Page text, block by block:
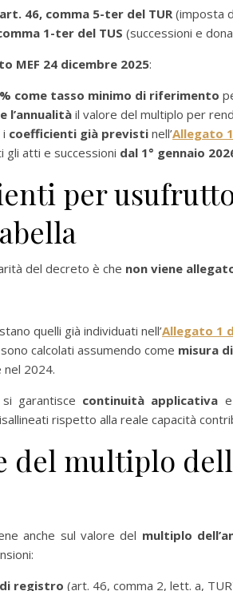
art. 46, comma 5-ter del TUR(imposta
1-ter del TUS (successioni e
MEF 24 dicembre 2025:
come tasso minimo di riferimento
l’annualità il valore del multiplo per
i coefficienti già previsti nell’Allegato
gli atti e successioni dal 1° gennaio
per
del decreto è che non viene
quelli già individuati nell’Allegato 1
calcolati assumendo come misura
nel 2024.
garantisce continuità applicativa
rispetto alla reale capacità
del multiplo
anche sul valore del multiplo
registro (art. 46, comma 2, lett. a,